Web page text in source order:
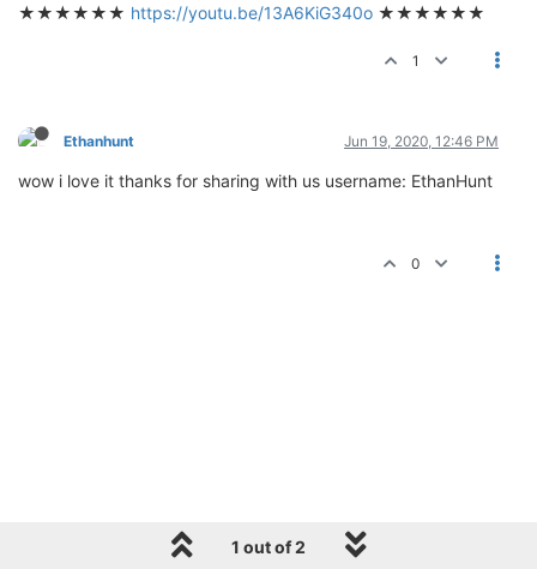
★★★★★★ https://youtu.be/13A6KiG340o ★★★★★★
1
Ethanhunt Jun 19, 2020, 12:46 PM
wow i love it thanks for sharing with us username: EthanHunt
0
1 out of 2